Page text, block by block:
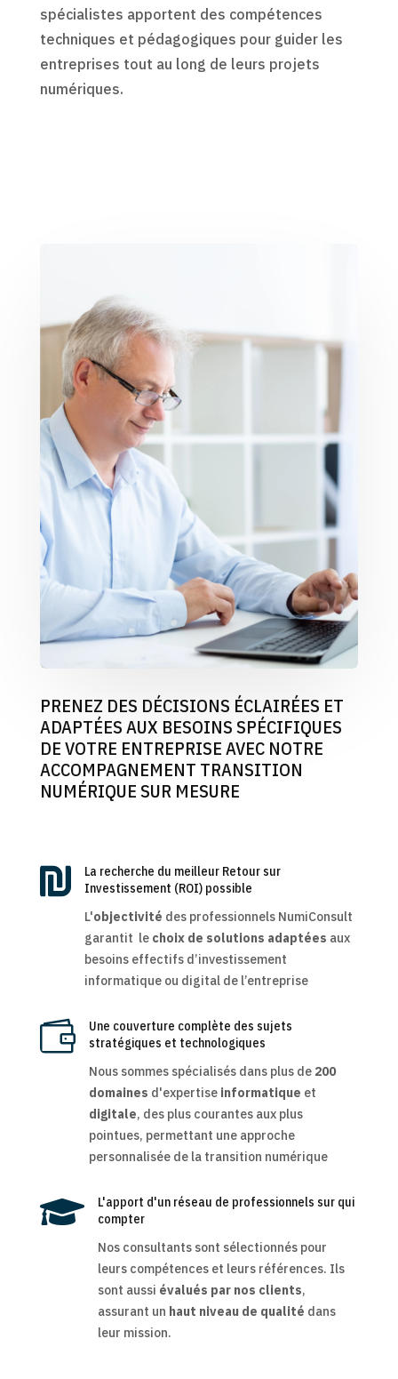
spécialistes apportent des compétences
techniques et pédagogiques pour guider les
entreprises tout au long de leurs projets
numériques.
PRENEZ DES DÉCISIONS ÉCLAIRÉES ET
ADAPTÉES AUX BESOINS SPÉCIFIQUES
DE VOTRE ENTREPRISE AVEC NOTRE
ACCOMPAGNEMENT TRANSITION
NUMÉRIQUE SUR MESURE

La recherche du meilleur Retour sur
Investissement (ROI) possible
L'objectivité des professionnels NumiConsult
garantit le choix de solutions adaptées aux
besoins effectifs d’investissement
informatique ou digital de l’entreprise

Une couverture complète des sujets
stratégiques et technologiques
Nous sommes spécialisés dans plus de 200
domaines d'expertise informatique et
digitale, des plus courantes aux plus
pointues, permettant une approche
personnalisée de la transition numérique

L'apport d'un réseau de professionnels sur qui
compter
Nos consultants sont sélectionnés pour
leurs compétences et leurs références. Ils
sont aussi évalués par nos clients,
assurant un haut niveau de qualité dans
leur mission.